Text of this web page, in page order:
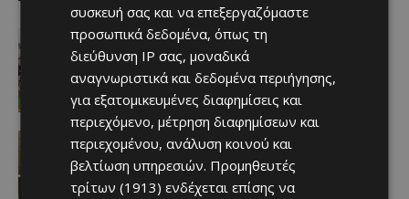
Αθλητικά
Πάνε Γιουρόπα Καπ oι Απόλλων
Ladies! Έπαιξαν μες το λιοπύρι
(VIDEO)
Afentiko - 08/08/2026
ΑΕΛ
Πήγε να δει το ‘χτίσιμο’ απο κοντά ο
“ΚΚ”…
Afentiko - 08/08/2026
συσκευή σας και να επεξεργαζόμαστε
προσωπικά δεδομένα, όπως τη
διεύθυνση IP σας, μοναδικά
αναγνωριστικά και δεδομένα περιήγησης,
για εξατομικευμένες διαφημίσεις και
περιεχόμενο, μέτρηση διαφημίσεων και
περιεχομένου, ανάλυση κοινού και
βελτίωση υπηρεσιών. Προμηθευτές
τρίτων (1913) ενδέχεται επίσης να